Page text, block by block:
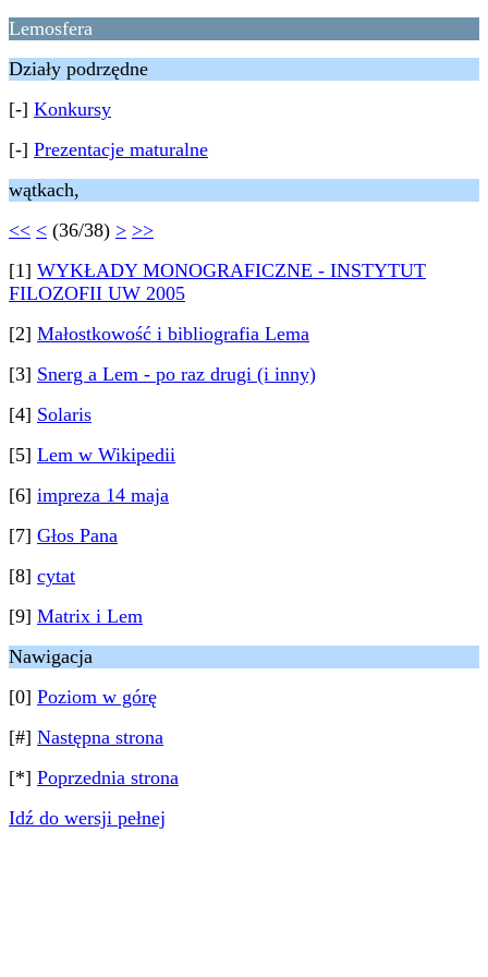
Lemosfera
Działy podrzędne
[-] Konkursy
[-] Prezentacje maturalne
wątkach,
<< < (36/38) > >>
[1] WYKŁADY MONOGRAFICZNE - INSTYTUT
FILOZOFII UW 2005
[2] Małostkowość i bibliografia Lema
[3] Snerg a Lem - po raz drugi (i inny)
[4] Solaris
[5] Lem w Wikipedii
[6] impreza 14 maja
[7] Głos Pana
[8] cytat
[9] Matrix i Lem
Nawigacja
[0] Poziom w górę
[#] Następna strona
[*] Poprzednia strona
Idź do wersji pełnej